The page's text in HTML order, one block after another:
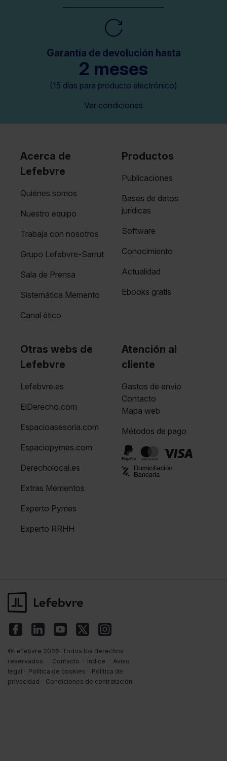
Garantía de devolución hasta
2 meses
(15 días para producto electrónico)
Ver condiciones
Acerca de
Lefebvre
Quiénes somos
Nuestro equipo
Trabaja con nosotros
Grupo Lefebvre-Sarrut
Sala de Prensa
Sistemática Memento
Canal ético
Productos
Publicaciones
Bases de datos
jurídicas
Software
Conocimiento
Actualidad
Ebooks gratis
Otras webs de
Lefebvre
Lefebvre.es
ElDerecho.com
Espacioasesoria.com
Espaciopymes.com
Derecholocal.es
Extras Mementos
Experto Pymes
Experto RRHH
Atención al
cliente
Gastos de envío
Contacto
Mapa web
Métodos de pago
©Lefebvre 2026. Todos los derechos
reservados.
Contacto · Índice · Aviso
legal · Política de cookies · Política de
privacidad · Condiciones de contratación